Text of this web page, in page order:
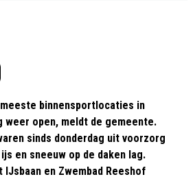
meeste binnensportlocaties in
weer open, meldt de gemeente.
sinds donderdag uit voorzorg
en sneeuw op de daken lag.
en Zwembad Reeshof